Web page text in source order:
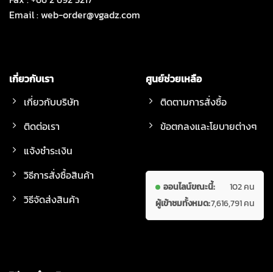
Email :web-order@vgadz.com
เกี่ยวกับเรา
เกี่ยวกับบริษัท
ติดต่อเรา
แจ้งชำระเงิน
วิธีการสั่งซื้อสินค้า
วิธีจัดส่งสินค้า
ศูนย์ช่วยเหลือ
ติดตามการสั่งซื้อ
ข้อตกลงและโยบายต่างๆ
ออนไลน์ขณะนี้:
102 คน
ผู้เข้าชมทั้งหมด:7,616,791 คน